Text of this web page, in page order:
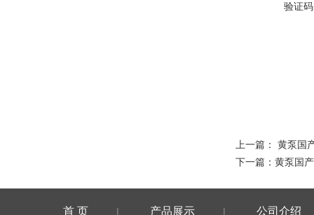
验证
上一篇： 黄泵国
下一篇： 黄泵国
首 页 | 产品展示 | 公司介绍